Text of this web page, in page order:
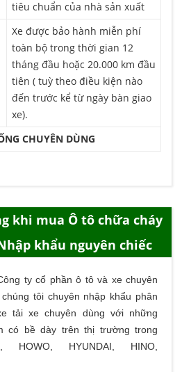
tiêu chuẩn của nhà sản xuất
Xe được bảo hành miễn phí
toàn bộ trong thời gian 12
tháng đầu hoặc 20.000 km đầu
tiên ( tuỳ theo điều kiện nào
đến trước kể từ ngày bàn giao
xe).
CHUYÊN DÙNG
khi mua Ô tô chữa cháy
khẩu nguyên chiếc
ty cổ phần ô tô và xe chuyên
tôi chuyên nhập khẩu phân
tải xe chuyên dùng với những
có bề dày trên thị trường trong
HYUNDAI, HINO,